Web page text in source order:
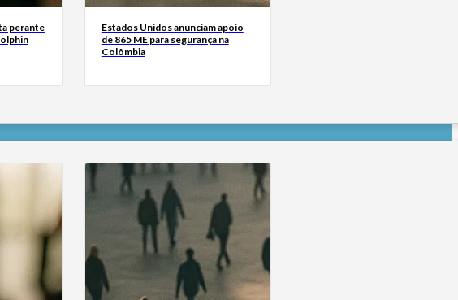
perante
Estados Unidos anunciam apoio
de 865 ME para segurança na
Colômbia